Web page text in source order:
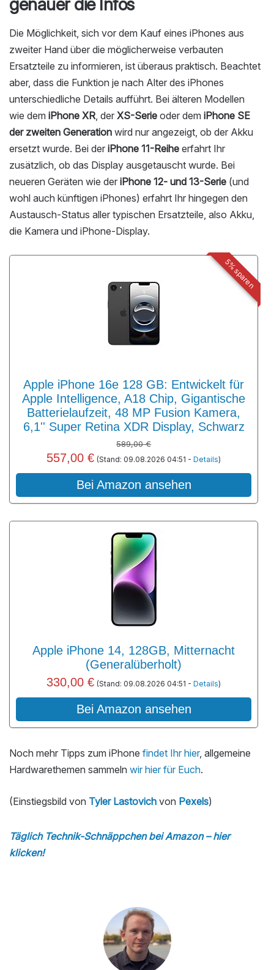
Die Möglichkeit, sich vor dem Kauf eines iPhones aus
zweiter Hand über die möglicherweise verbauten
Ersatzteile zu informieren, ist überaus praktisch. Beachtet
aber, dass die Funktion je nach Alter des iPhones
unterschiedliche Details aufführt. Bei älteren Modellen
wie dem iPhone XR , der XS-Serie oder dem iPhone SE
der zweiten Generation wird nur angezeigt, ob der Akku
ersetzt wurde. Bei der iPhone 11-Reihe erfahrt Ihr
zusätzlich, ob das Display ausgetauscht wurde. Bei
neueren Geräten wie der iPhone 12- und 13-Serie (und
wohl auch künftigen iPhones) erfahrt Ihr hingegen den
Austausch-Status aller typischen Ersatzteile, also Akku,
die Kamera und iPhone-Display.
5% sparen
Apple iPhone 16e 128 GB: Entwickelt für
Apple Intelligence, A18 Chip, Gigantische
Batterielaufzeit, 48 MP Fusion Kamera,
6,1'' Super Retina XDR Display, Schwarz
589,00 €
557,00 € (Stand: 09.08.2026 04:51 -Details)
Bei Amazon ansehen
Apple iPhone 14, 128GB, Mitternacht
(Generalüberholt)
330,00 € (Stand: 09.08.2026 04:51 -Details)
Bei Amazon ansehen
Noch mehr Tipps zum iPhone findet Ihr hier, allgemeine
Hardwarethemen sammeln wir hier für Euch.
(Einstiegsbild von Tyler Lastovich von Pexels)
Täglich Technik-Schnäppchen bei Amazon – hier
klicken!